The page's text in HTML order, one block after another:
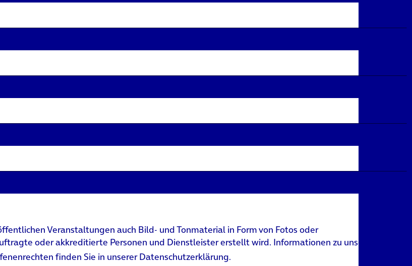
Veranstaltungen auch Bild- und Tonmaterial in Form von Fotos oder
oder akkreditierte Personen und Dienstleister erstellt wird. Informationen zu unseren
finden Sie in unsererDatenschutzerklärung.